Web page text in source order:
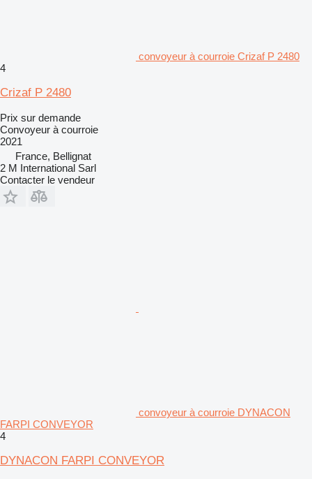
convoyeur à courroie Crizaf P 2480
4
Crizaf P 2480
Prix sur demande
Convoyeur à courroie
2021
France, Bellignat
2 M International Sarl
Contacter le vendeur
convoyeur à courroie DYNACON
FARPI CONVEYOR
4
DYNACON FARPI CONVEYOR